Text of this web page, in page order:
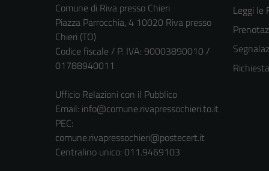
Comune di Riva presso Chieri
Piazza Parrocchia, 4 10020 Riva presso
Chieri (TO)
Codice fiscale / P. IVA: 90003890010 /
01788940011
Ufficio Relazioni con il Pubblico
Email: info@comune.rivapressochieri.to.it
PEC:
comune.rivapressochieri@postecert.it
Centralino unico: 011.9469103
Leggi le